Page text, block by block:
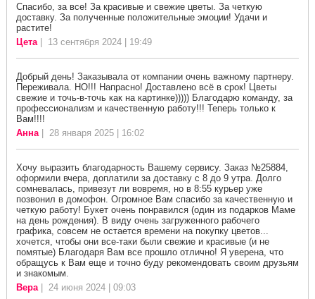
Спасибо, за все! За красивые и свежие цветы. За четкую
доставку. За полученные положительные эмоции! Удачи и
растите!
Цета| 13 сентября 2024 | 19:49
Добрый день! Заказывала от компании очень важному партнеру.
Переживала. НО!!! Напрасно! Доставлено всё в срок! Цветы
свежие и точь-в-точь как на картинке))))) Благодарю команду, за
профессионализм и качественную работу!!! Теперь только к
Вам!!!!
Анна| 28 января 2025 | 16:02
Хочу выразить благодарность Вашему сервису. Заказ №25884,
оформили вчера, доплатили за доставку с 8 до 9 утра. Долго
сомневалась, привезут ли вовремя, но в 8:55 курьер уже
позвонил в домофон. Огромное Вам спасибо за качественную и
четкую работу! Букет очень понравился (один из подарков Маме
на день рождения). В виду очень загруженного рабочего
графика, совсем не остается времени на покупку цветов...
хочется, чтобы они все-таки были свежие и красивые (и не
помятые) Благодаря Вам все прошло отлично! Я уверена, что
обращусь к Вам еще и точно буду рекомендовать своим друзьям
и знакомым.
Вера| 24 июня 2024 | 09:03